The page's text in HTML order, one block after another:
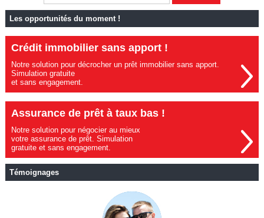
Les opportunités du moment !
Crédit immobilier sans apport !
Notre solution pour décrocher un prêt immobilier sans apport.
Simulation gratuite
et sans engagement.
Assurance de prêt à taux bas !
Notre solution pour négocier au mieux
votre assurance de prêt. Simulation
gratuite et sans engagement.
Témoignages